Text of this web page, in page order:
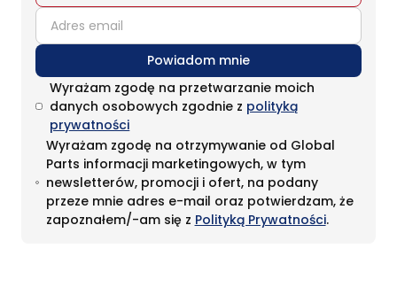
email
Powiadom mnie
Wyrażam zgodę na przetwarzanie moich
danych osobowych zgodnie z polityką
prywatności
Wyrażam zgodę na otrzymywanie od Global
Parts informacji marketingowych, w tym
newsletterów, promocji i ofert, na podany
przeze mnie adres e-mail oraz potwierdzam, że
zapoznałem/-am się z Polityką Prywatności.